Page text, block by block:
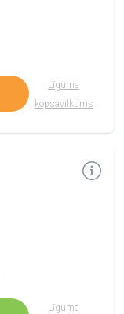
Līguma
kopsavilkums
Līguma